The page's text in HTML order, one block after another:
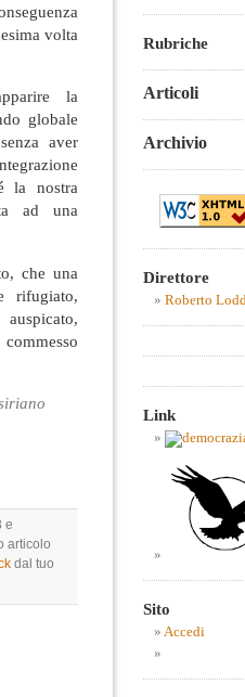
volta
la
globale
aver
la nostra
ad una
che una
rifugiato,
e
articolo
dal tuo
Rubriche
Articoli
Archivio
Direttore
Roberto
Link
Sito
Accedi